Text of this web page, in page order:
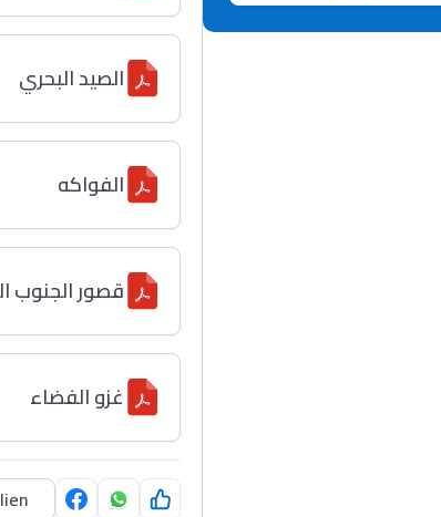
الصيد البحري
الفواكه
قصور الجنوب
غزو الفضاء